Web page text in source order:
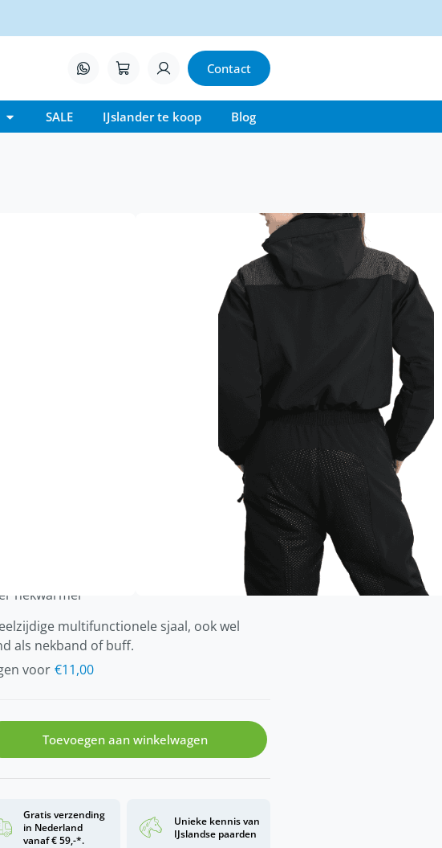
Contact
SALE IJslander te koop Blog
Reykjavik
waterkolom 20.000 mm
(10.000 g/m²/24 uur)
nekwarmer
nekwarmer
multifunctionele sjaal, ook wel
als nekband of buff.
voor €11,00
Toevoegen aan winkelwagen
Gratis verzending
in Nederland
vanaf € 59,-*.
Unieke kennis van
IJslandse paarden